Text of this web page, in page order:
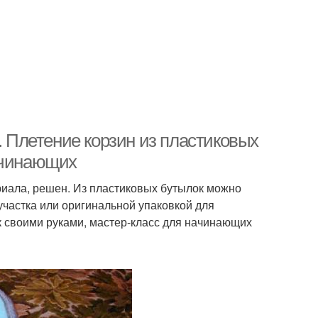
Плетение корзин из пластиковых
решен. Из пластиковых бутылок можно
или оригинальной упаковкой для
своими руками, мастер-класс для начинающих